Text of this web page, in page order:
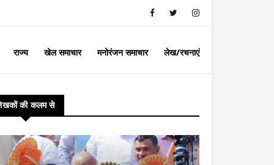
राज्य खेल समाचार मनोरंजन समाचार लेख/रचनाएं
की कलम से